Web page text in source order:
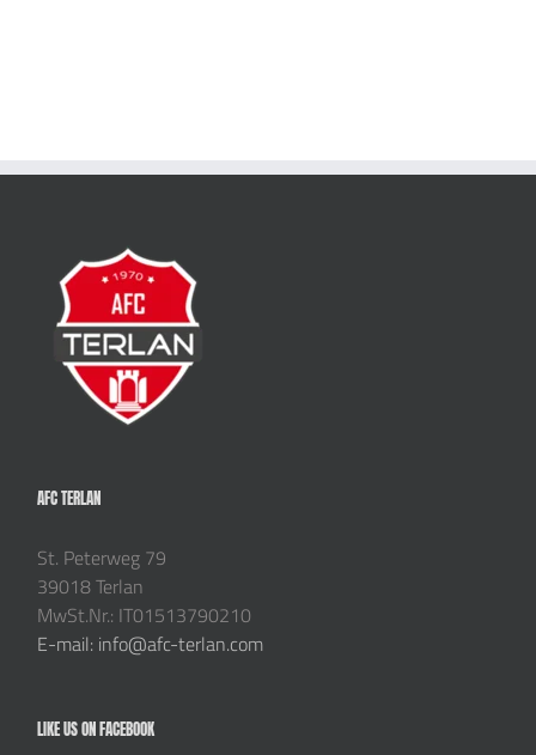
AFC TERLAN
St. Peterweg 79
39018 Terlan
MwSt.Nr.: IT01513790210
E-mail: info@afc-terlan.com
LIKE US ON FACEBOOK